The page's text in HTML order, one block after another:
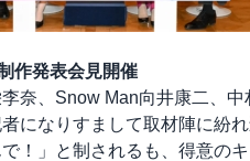
作発表会見開催
奈、Snow Man向井康二、
になりすまして取材陣に紛
で！」と制されるも、得意の